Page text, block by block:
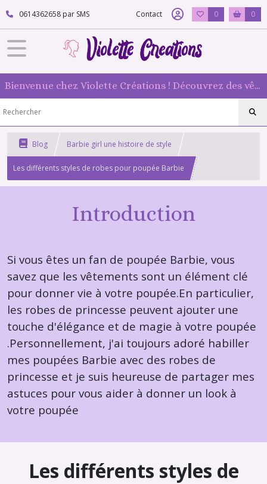
0614362658 par SMS Contact 0 0
Bienvenue chez Violette Créations ! Découvrez des vêtements faits main pour vos poupées mannequin : originaux et 100 % fabriqués en France
Blog Barbie girl une histoire de style
Les différents styles de robes pour poupée Barbie
Introduction
Si vous êtes un fan de poupée Barbie, vous
savez que les vêtements sont un élément clé
pour donner vie à votre poupée.En particulier,
les robes de princesse peuvent ajouter une
touche d'élégance et de magie à votre poupée
.Personnellement, j'ai toujours adoré habiller
mes poupées Barbie avec des robes de
princesse et je suis heureuse de partager mes
astuces pour vous aider à donner un look à
votre poupée
Les différents styles de